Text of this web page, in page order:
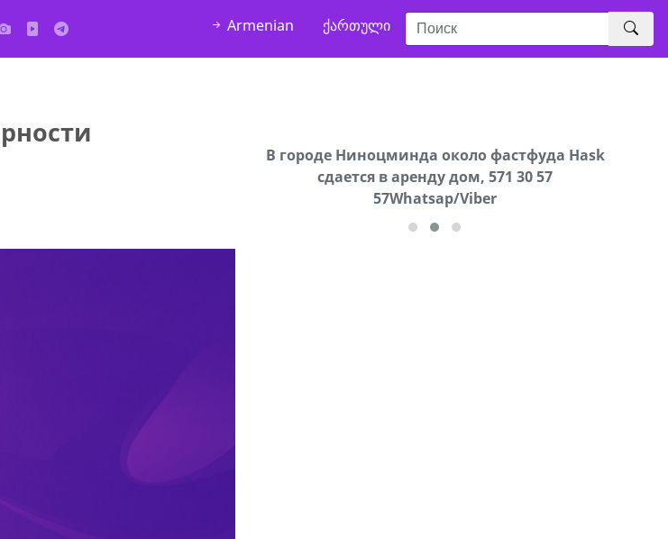
Armenian ქართული
В городе Ниноцминда около фастфуда Hask
cдается в аренду дом, 571 30 57
57Whatsap/Viber
Продается машина марки Prado,571 30 57
57Whatsap/Viber